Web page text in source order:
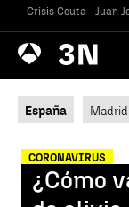
Crisis Ceuta Juan
Antena
3 Noticias
España Madrid
CORONAVIRUS
¿Cómo